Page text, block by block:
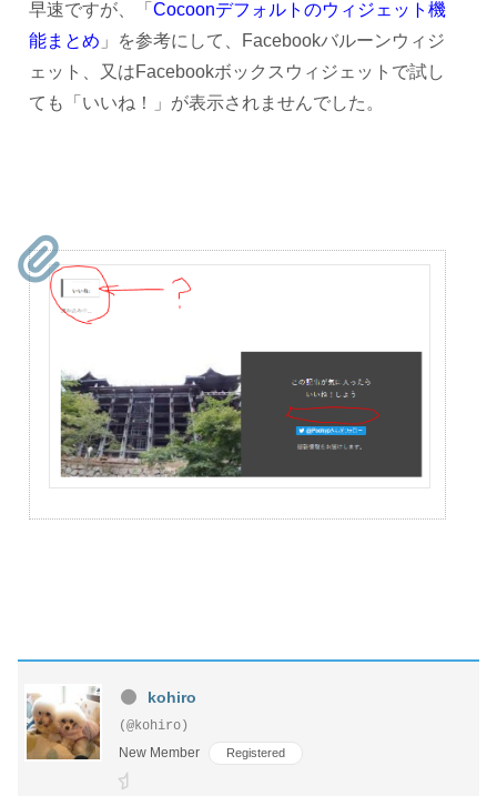
早速ですが、「 Cocoonデフォルトのウィジェット機
能まとめ 」を参考にして、Facebookバルーンウィジ
ェット、又はFacebookボックスウィジェットで試し
ても「いいね！」が表示されませんでした。
kohiro
(@kohiro)
New Member
Registered